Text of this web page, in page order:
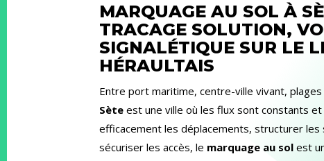
MARQUAGE AU SOL À
TRACAGE SOLUTION,
SIGNALÉTIQUE SUR LE
HÉRAULTAIS
Entre port maritime, centre-ville vivant,
Sète est une ville où les flux sont constants
efficacement les déplacements, structurer les
sécuriser les accès, le marquage au sol est